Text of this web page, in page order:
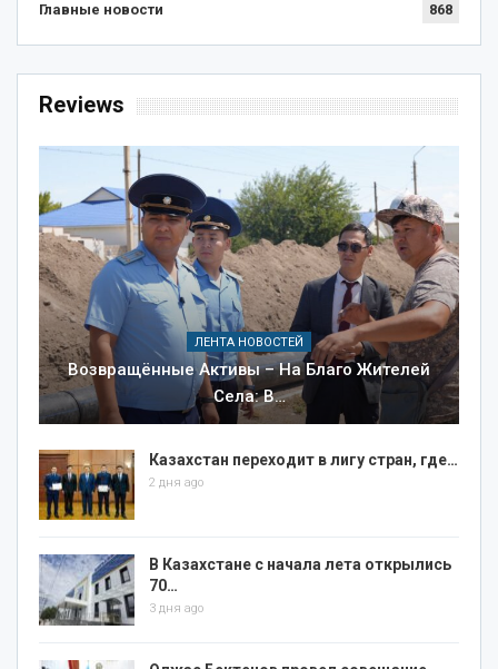
Главные новости 868
Reviews
ЛЕНТА НОВОСТЕЙ
Возвращённые Активы – На Благо Жителей
Села: В…
Казахстан переходит в лигу стран, где…
2 дня ago
В Казахстане с начала лета открылись
70…
3 дня ago